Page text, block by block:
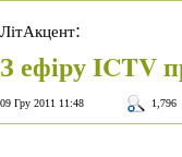
ЛітАкцент:
З ефіру ICTV
09 Гру 2011 11:48 1,796